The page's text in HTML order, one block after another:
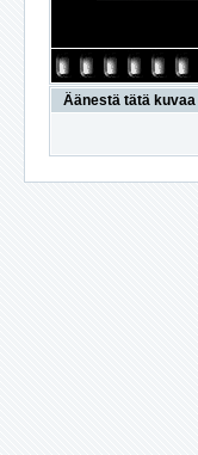
Äänestä tätä kuvaa